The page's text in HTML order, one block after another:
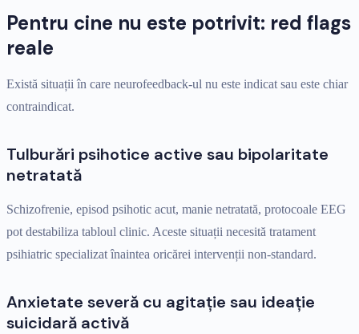
Pentru cine nu este potrivit: red flags
reale
Există situații în care neurofeedback-ul nu este indicat sau este chiar
contraindicat.
Tulburări psihotice active sau bipolaritate
netratată
Schizofrenie, episod psihotic acut, manie netratată, protocoale EEG
pot destabiliza tabloul clinic. Aceste situații necesită tratament
psihiatric specializat înaintea oricărei intervenții non-standard.
Anxietate severă cu agitație sau ideație
suicidară activă